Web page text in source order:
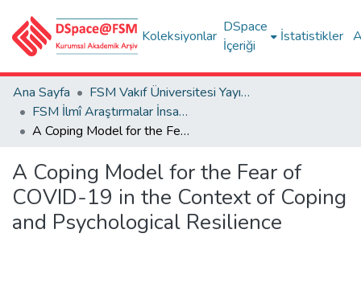
Koleksiyonlar
DSpace
İçeriği
İstatistikler
Ana Sayfa
FSM Vakıf Üniversitesi Yayınları / Publications of FSM Vakif University
FSM İlmî Araştırmalar İnsan ve Toplum Bilimleri Dergisi
A Coping Model for the Fear of COVID-19 in the Context of Coping and Psychological Resilience
A Coping Model for the Fear of
COVID-19 in the Context of Coping
and Psychological Resilience